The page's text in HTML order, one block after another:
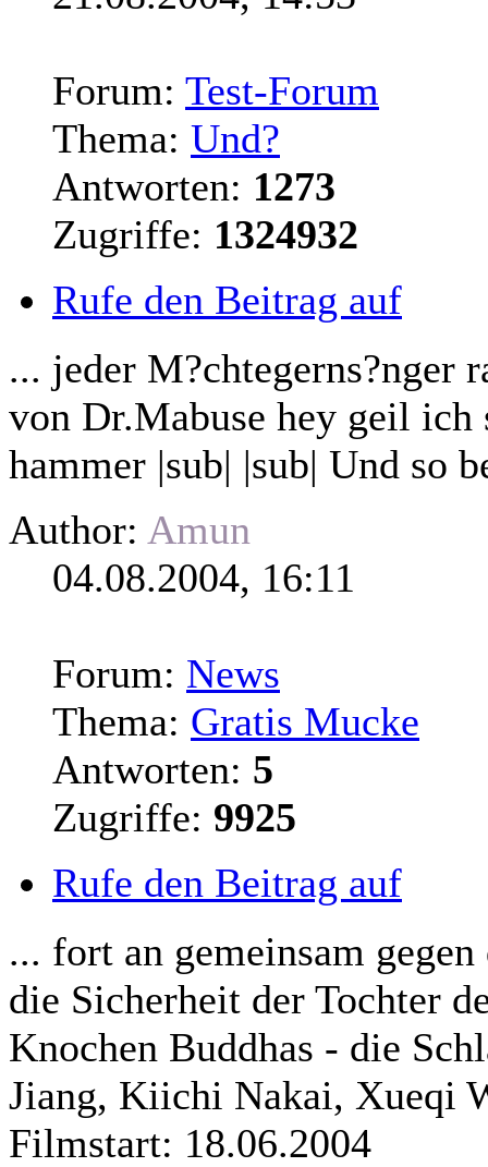
Forum: Test-Forum
Thema: Und?
Antworten: 1273
Zugriffe: 1324932
Rufe den Beitrag auf
... jeder M?chtegerns?nger
von Dr.Mabuse hey geil
hammer |sub| |sub| Und so
Author: Amun
04.08.2004, 16:11
Forum: News
Thema: Gratis Mucke
Antworten: 5
Zugriffe: 9925
Rufe den Beitrag auf
... fort an gemeinsam
die Sicherheit der Tochter
Knochen Buddhas - die
Jiang, Kiichi Nakai, Xueqi
Filmstart: 18.06.2004